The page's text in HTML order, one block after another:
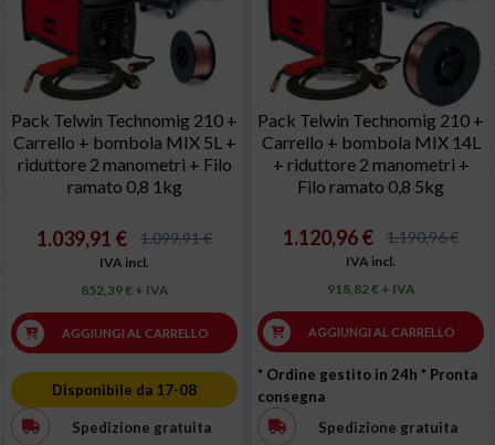
Pack Telwin Technomig 210 +
Carrello + bombola MIX 5L +
riduttore 2 manometri + Filo
ramato 0,8 1kg
1.039,91 € 1.099,91 €
IVA incl.
852,39 € + IVA
AGGIUNGI AL CARRELLO
Disponibile da 17-08
Spedizione gratuita
Pack Telwin Technomig 210 +
Carrello + bombola MIX 14L
+ riduttore 2 manometri +
Filo ramato 0,8 5kg
1.120,96 € 1.190,96 €
IVA incl.
918,82 € + IVA
AGGIUNGI AL CARRELLO
* Ordine gestito in 24h * Pronta
consegna
Spedizione gratuita